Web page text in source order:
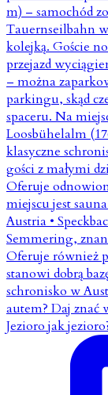
Jezioro jak